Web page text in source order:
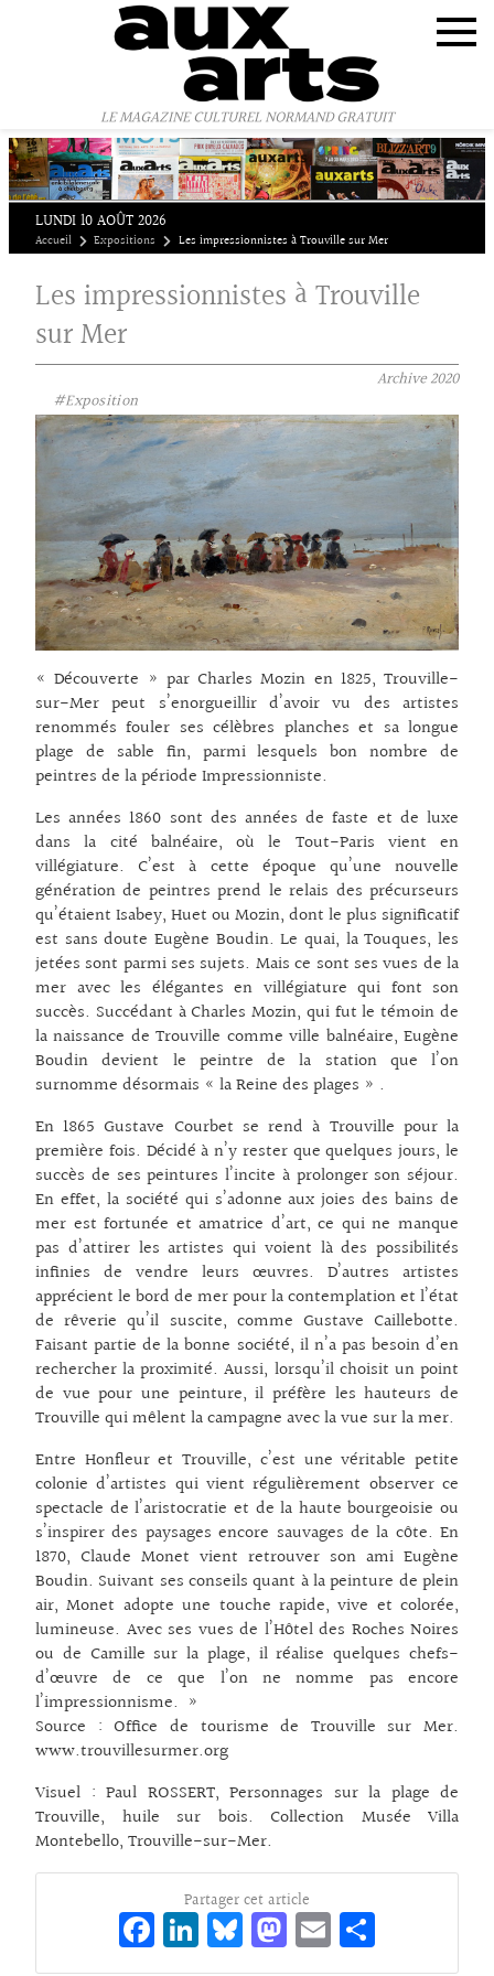
LE MAGAZINE CULTUREL NORMAND GRATUIT
LUNDI 10 AOÛT 2026
Accueil Expositions Les impressionnistes à Trouville sur Mer
Les impressionnistes à Trouville
sur Mer
Archive2020
#Exposition
« Découverte » par Charles Mozin en 1825, Trouville-
sur-Mer peut s’enorgueillir d’avoir vu des artistes
renommés fouler ses célèbres planches et sa longue
plage de sable fin, parmi lesquels bon nombre de
peintres de la période Impressionniste.
Les années 1860 sont des années de faste et de luxe
dans la cité balnéaire, où le Tout-Paris vient en
villégiature. C’est à cette époque qu’une nouvelle
génération de peintres prend le relais des précurseurs
qu’étaient Isabey, Huet ou Mozin, dont le plus significatif
est sans doute Eugène Boudin. Le quai, la Touques, les
jetées sont parmi ses sujets. Mais ce sont ses vues de la
mer avec les élégantes en villégiature qui font son
succès. Succédant à Charles Mozin, qui fut le témoin de
la naissance de Trouville comme ville balnéaire, Eugène
Boudin devient le peintre de la station que l’on
surnomme désormais « la Reine des plages » .
En 1865 Gustave Courbet se rend à Trouville pour la
première fois. Décidé à n’y rester que quelques jours, le
succès de ses peintures l’incite à prolonger son séjour.
En effet, la société qui s’adonne aux joies des bains de
mer est fortunée et amatrice d’art, ce qui ne manque
pas d’attirer les artistes qui voient là des possibilités
infinies de vendre leurs œuvres. D’autres artistes
apprécient le bord de mer pour la contemplation et l’état
de rêverie qu’il suscite, comme Gustave Caillebotte.
Faisant partie de la bonne société, il n’a pas besoin d’en
rechercher la proximité. Aussi, lorsqu’il choisit un point
de vue pour une peinture, il préfère les hauteurs de
Trouville qui mêlent la campagne avec la vue sur la mer.
Entre Honfleur et Trouville, c’est une véritable petite
colonie d’artistes qui vient régulièrement observer ce
spectacle de l’aristocratie et de la haute bourgeoisie ou
s’inspirer des paysages encore sauvages de la côte. En
1870, Claude Monet vient retrouver son ami Eugène
Boudin. Suivant ses conseils quant à la peinture de plein
air, Monet adopte une touche rapide, vive et colorée,
lumineuse. Avec ses vues de l’Hôtel des Roches Noires
ou de Camille sur la plage, il réalise quelques chefs-
d’œuvre de ce que l’on ne nomme pas encore
l’impressionnisme. »
Source : Office de tourisme de Trouville sur Mer.
www.trouvillesurmer.org
Visuel : Paul ROSSERT, Personnages sur la plage de
Trouville, huile sur bois. Collection Musée Villa
Montebello, Trouville-sur-Mer.
Partager cet article
Fa
ce
Li
n
Bl
ue
M
as
E
m rt
Panneau de gestion des cookies